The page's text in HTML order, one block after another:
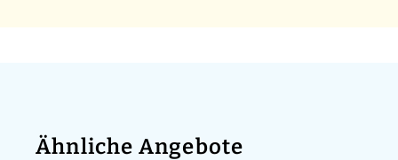
Ähnliche Angebote